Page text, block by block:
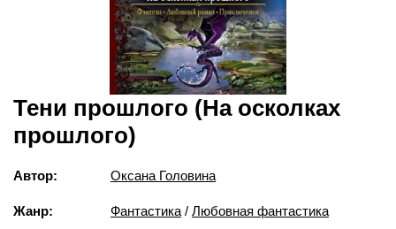
Тени прошлого (На осколках
прошлого)
Автор: Оксана Головина
Жанр: Фантастика / Любовная фантастика